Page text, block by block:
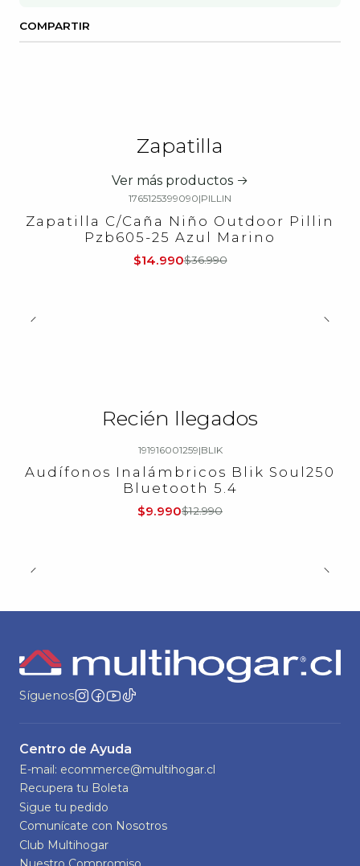
COMPARTIR
Zapatilla
Ver más productos
OFF
1765125399090|PILLIN
Zapatilla C/Caña Niño Outdoor Pillin
Pzb605-25 Azul Marino
$14.990$36.990
Recién llegados
-23%OFF
191916001259|BLIK
Audífonos Inalámbricos Blik Soul250
Bluetooth 5.4
$9.990$12.990
Síguenos
Centro de Ayuda
E-mail: ecommerce@multihogar.cl
Recupera tu Boleta
Sigue tu pedido
Comunícate con Nosotros
Club Multihogar